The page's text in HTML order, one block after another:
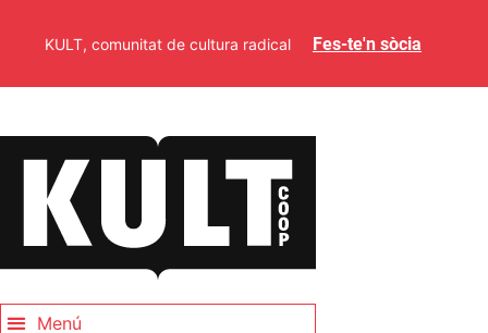
KULT, comunitat de cultura radical Fes-te'n sòcia